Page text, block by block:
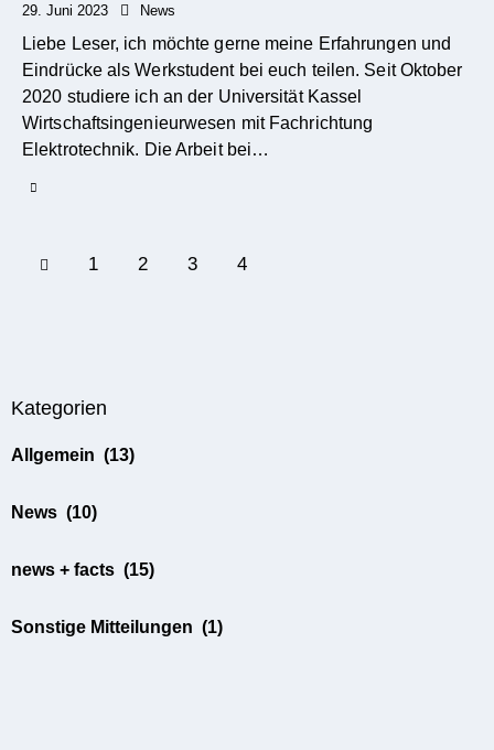
29. Juni 2023 News
Liebe Leser, ich möchte gerne meine Erfahrungen und
Eindrücke als Werkstudent bei euch teilen. Seit Oktober
2020 studiere ich an der Universität Kassel
Wirtschaftsingenieurwesen mit Fachrichtung
Elektrotechnik. Die Arbeit bei…
1 2 3 4
Kategorien
Allgemein (13)
News (10)
news + facts (15)
Sonstige Mitteilungen (1)